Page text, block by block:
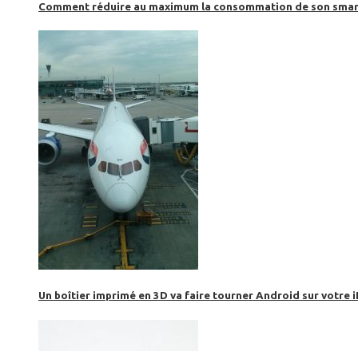
Comment réduire au maximum la consommation de son
Un boîtier imprimé en 3D va faire tourner Android sur votre